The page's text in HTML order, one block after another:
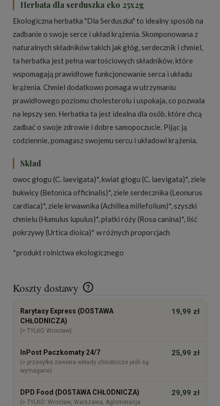
Herbata dla serduszka eko 25x2g
Ekologiczna herbatka "Dla Serduszka" to idealny sposób na
zadbanie o swoje serce i układ krążenia. Skomponowana z
naturalnych składników takich jak głóg, serdecznik i chmiel,
ta herbatka jest pełna wartościowych składników, które
wspomagają prawidłowe funkcjonowanie serca i układu
krążenia. Chmiel dodatkowo pomaga w utrzymaniu
prawidłowego poziomu cholesterolu i uspokaja, co pozwala
na lepszy sen. Herbatka ta jest idealna dla osób, które chcą
zadbać o swoje zdrowie i dobre samopoczucie. Pijąc ją
codziennie, pomagasz swojemu sercu i układowi krążenia.
Skład
owoc głogu (C. laevigata)*, kwiat głogu (C. laevigata)*, ziele
bukwicy (Betonica officinalis)*, ziele serdecznika (Leonurus
cardiaca)*, ziele krwawnika (Achillea millefolium)*, szyszki
chmielu (Humulus lupulus)*, płatki róży (Rosa canina)*, liść
pokrzywy (Urtica dioica)* w różnych proporcjach
*produkt rolnictwa ekologicznego
Koszty dostawy
Cena nie zawiera ewentualnych kosztów płatności
Rarytasy Express (DOSTAWA
CHŁODNICZA)
(> TYLKO Wrocław)
19,99 zł
InPost Paczkomaty 24/7
(> przesyłka zawiera wkłady chłodnicze jeśli są
wymagane)
25,99 zł
DPD Food (DOSTAWA CHŁODNICZA)
(> TYLKO: Wrocław, Warszawa, Aglomeracja
29,99 zł